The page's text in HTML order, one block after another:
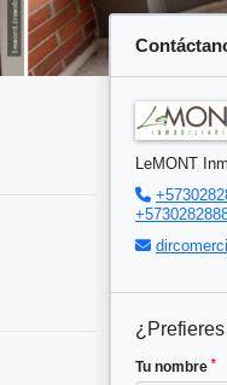
LeMONT
Tu nombre *